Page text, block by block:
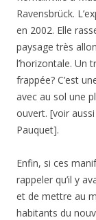
Ravensbrück.
en 2002. Elle
paysage très
l’horizontale. Un
frappée? C’est
avec au sol une
ouvert. [voir
Pauquet].
Enfin, si ces
rappeler qu’il y
et de mettre au
habitants du